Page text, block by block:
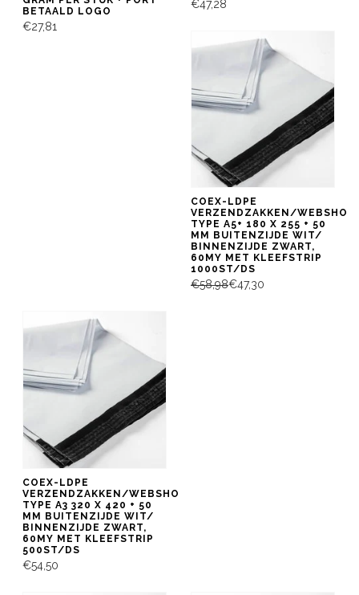
BETAALD LOGO
€27,81
€47,28
COEX-LDPE
VERZENDZAKKEN/
TYPE A5+ 180 X 255 + 50
MM BUITENZIJDE WIT/
BINNENZIJDE ZWART,
60MY MET KLEEFSTRIP
1000ST/DS
€58,98€47,30
COEX-LDPE
VERZENDZAKKEN/WEBSHOPBAG
TYPE A3 320 X 420 + 50
MM BUITENZIJDE WIT/
BINNENZIJDE ZWART,
60MY MET KLEEFSTRIP
500ST/DS
€54,50